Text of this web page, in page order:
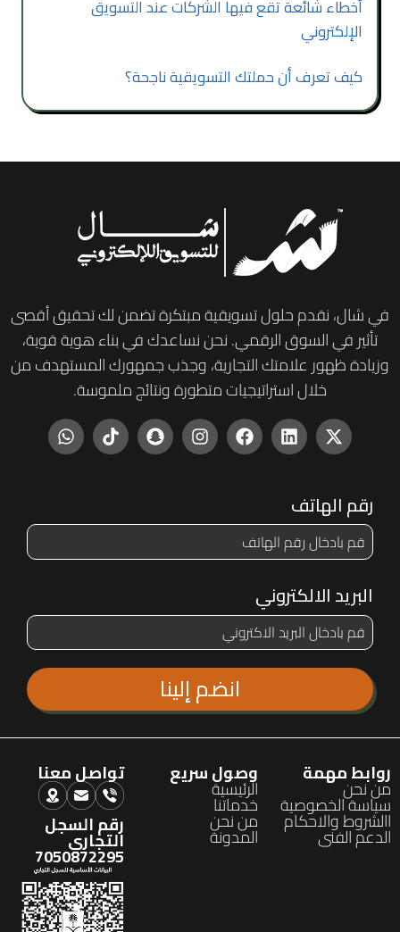
أخطاء شائعة تقع فيها الشركات عند التسويق
الإلكتروني
كيف تعرف أن حملتك التسويقية ناجحة؟
في شال، نقدم حلول تسويقية مبتكرة تضمن لك تحقيق أقصى
تأثير في السوق الرقمي. نحن نساعدك في بناء هوية قوية،
وزيادة ظهور علامتك التجارية، وجذب جمهورك المستهدف من
خلال استراتيجيات متطورة ونتائج ملموسة.
رقم الهاتف
البريد الالكتروني
روابط مهمة
من نحن
سياسة الخصوصية
االشروط والاحكام
الدعم الفنى
وصول سريع
الرئيسية
خدماتنا
من نحن
المدونة
تواصل معنا
رقم السجل
التجاري
7050872295